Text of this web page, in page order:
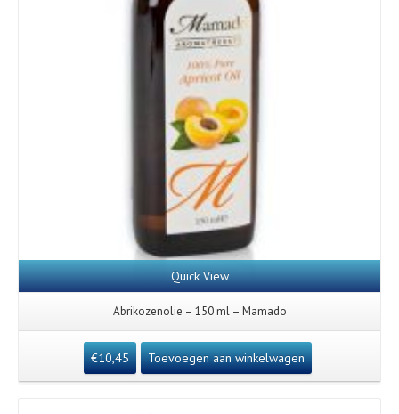
Quick View
Abrikozenolie – 150 ml – Mamado
€10,45 Toevoegen aan winkelwagen